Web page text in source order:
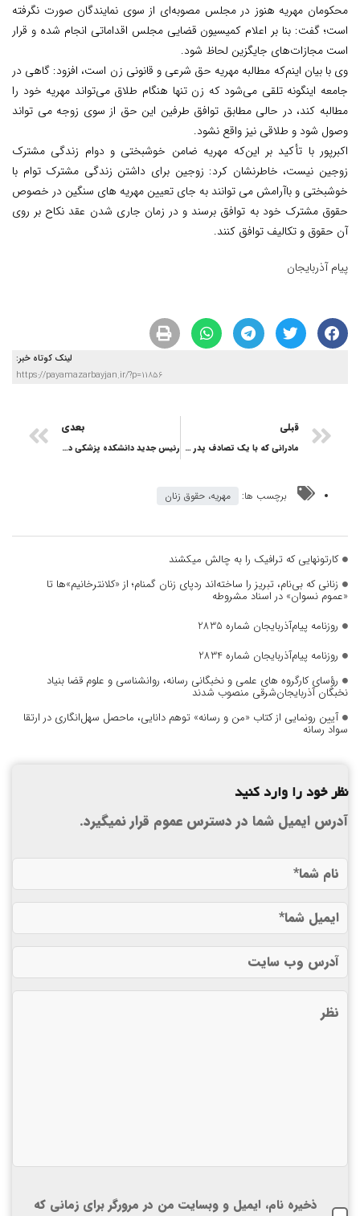
محکومان مهریه هنوز در مجلس مصوبه‌ای از سوی نمایندگان صورت نگرفته
است؛ گفت: بنا بر اعلام کمیسیون قضایی مجلس اقداماتی انجام شده و قرار
است مجازات‌های جایگزین لحاظ شود.
وی با بیان اینم‌که مطالبه مهریه حق شرعی و قانونی زن است، افزود: گاهی در
جامعه اینگونه تلقی می‌شود که زن تنها هنگام طلاق می‌تواند مهریه خود را
مطالبه کند، در حالی مطابق توافق طرفین این حق از سوی زوجه می تواند
وصول شود و طلاقی نیز واقع نشود.
اکبرپور با تأکید بر این‌که مهریه ضامن خوشبختی و دوام زندگی مشترک
زوجین نیست، خاطرنشان کرد: زوجین برای داشتن زندگی مشترک توام با
خوشبختی و باآرامش می توانند به جای تعیین مهریه های سنگین در خصوص
حقوق مشترک خود به توافق برسند و در زمان جاری شدن عقد نکاح بر روی
آن حقوق و تکالیف توافق کنند.
پیام آذربایجان
لینک کوتاه خبر:
https://payamazarbayjan.ir/?p=11856
قبلی
مادرانی که با یک تصادف پدر می‌شوند
بعدی
رئیس جدید دانشکده پزشکی دانشگاه علوم پزشکی تبریز
برچسب ها: مهریه، حقوق زنان
کارتونهایی که ترافیک را به چالش میکشند
زنانی که بی‌نام، تبریز را ساخته‌اند ردپای زنان گمنام؛ از «کلانترخانیم»ها تا
«عموم نسوان» در اسناد مشروطه
روزنامه پیام‌آذربایجان شماره 2835
روزنامه پیام‌آذربایجان شماره 2834
رؤسای کارگروه های علمی و نخبگانی رسانه، روانشناسی و علوم قضا بنیاد
نخبگان آذربایجان‌شرقی منصوب شدند
آیین رونمایی از کتاب «من و رسانه» توهم دانایی، ماحصل سهل‌انگاری در ارتقا
سواد رسانه
نظر خود را وارد کنید
آدرس ایمیل شما در دسترس عموم قرار نمیگیرد.
ذخیره نام، ایمیل و وبسایت من در مرورگر برای زمانی که